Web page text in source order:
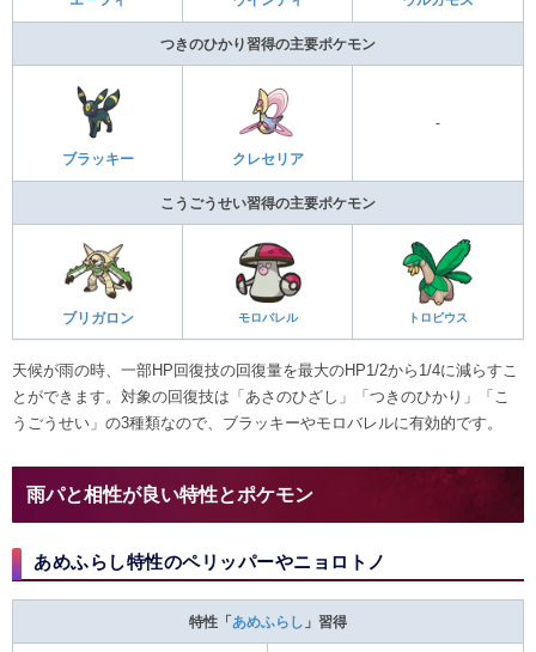
つきのひかり習得の主要ポケモン
ブラッキー クレセリア
-
こうごうせい習得の主要ポケモン
ブリガロン モロバレル トロピウス
天候が雨の時、一部HP回復技の回復量を最大のHP1/2から1/4に減らすこ
とができます。対象の回復技は「あさのひざし」「つきのひかり」「こ
うごうせい」の3種類なので、ブラッキーやモロバレルに有効的です。
雨パと相性が良い特性とポケモン
あめふらし特性のペリッパーやニョロトノ
特性「 あめふらし 」習得